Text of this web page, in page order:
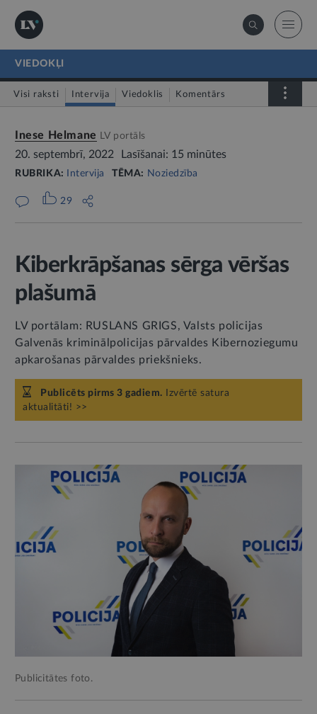
VIEDOKĻI
Visi raksti Intervija Viedoklis Komentārs
Inese Helmane LV portāls
20. septembrī, 2022 Lasīšanai: 15 minūtes
RUBRIKA: Intervija TĒMA: Noziedzība
29
Kiberkrāpšanas sērga vēršas
plašumā
LV portālam: RUSLANS GRIGS, Valsts policijas
Galvenās kriminālpolicijas pārvaldes Kibernoziegumu
apkarošanas pārvaldes priekšnieks.
Publicēts pirms 3 gadiem. Izvērtē satura
aktualitāti! >>
Publicitātes foto.